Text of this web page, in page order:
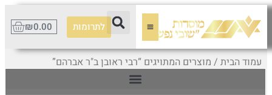
לתרומות ₪0.00
עמוד הבית / מוצרים המתויגים “רבי ראובן ב"ר אברהם”